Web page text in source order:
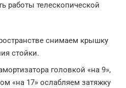
работы телескопической
снимаем крышку
стойки.
головкой «на 9»,
«на 17» ослабляем затяжку